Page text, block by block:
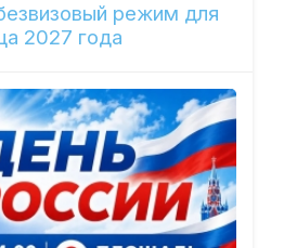
режим для
2027 года